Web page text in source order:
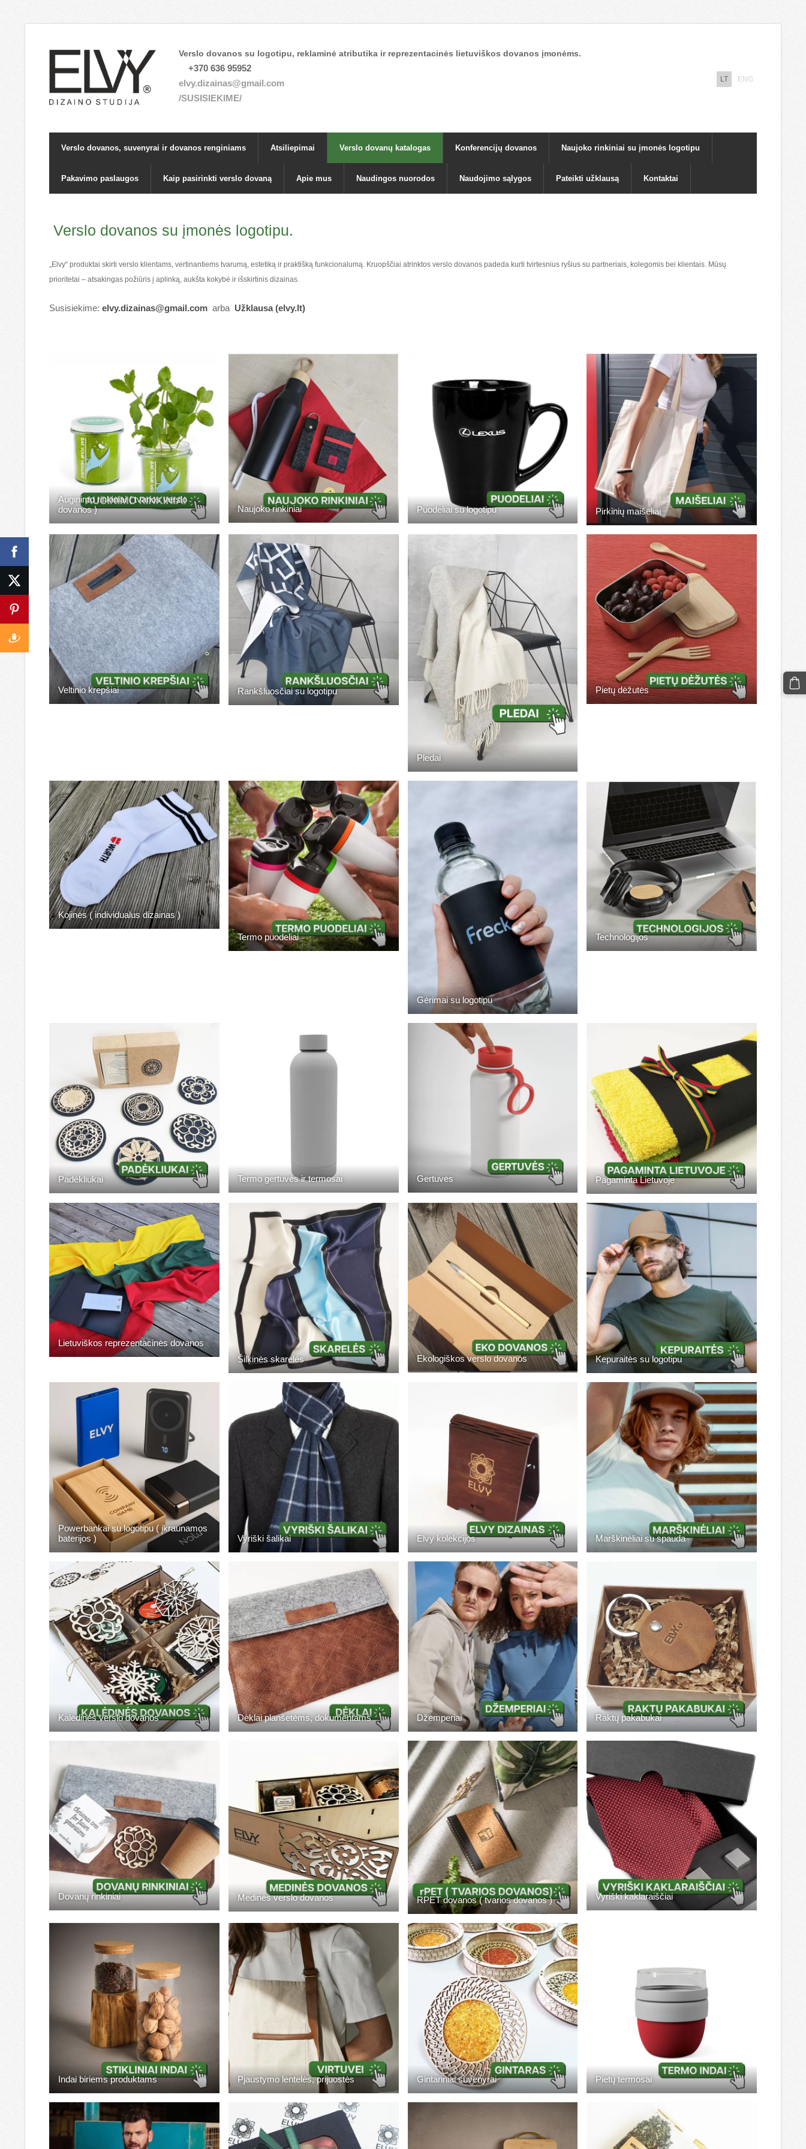
Verslo dovanos su logotipu, reklaminė atributika ir reprezentacinės lietuviškos dovanos įmonėms.
+370 636 95952
elvy.dizainas@gmail.com
/SUSISIEKIME/
LT ENG
Verslo dovanos, suvenyrai ir dovanos renginiams Atsiliepimai Verslo dovanų katalogas Konferencijų dovanos Naujoko rinkiniai su įmonės logotipu
Pakavimo paslaugos Kaip pasirinkti verslo dovaną Apie mus Naudingos nuorodos Naudojimo sąlygos Pateikti užklausą Kontaktai
Verslo dovanos su įmonės logotipu.
„Elvy“ produktai skirti verslo klientams, vertinantiems tvarumą, estetiką ir praktišką funkcionalumą. Kruopščiai atrinktos verslo dovanos padeda kurti tvirtesnius ryšius su partneriais, kolegomis bei klientais. Mūsų
prioritetai – atsakingas požiūris į aplinką, aukšta kokybė ir išskirtinis dizainas.
Susisiekime: elvy.dizainas@gmail.com arba Užklausa (elvy.lt)
Auginimo rinkiniai ( tvarios verslo
dovanos )
Naujoko rinkiniai Puodeliai su logotipu Pirkinių maišeliai
Veltinio krepšiai Rankšluosčiai su logotipu
Pledai
Pietų dėžutės
Kojinės ( individualus dizainas )
Termo puodeliai
Gėrimai su logotipu
Technologijos
Padėkliukai Termo gertuvės ir termosai Gertuvės Pagaminta Lietuvoje
Lietuviškos reprezentacinės dovanos
Šilkinės skarelės
Ekologiškos verslo dovanos Kepuraitės su logotipu
Powerbankai su logotipu ( įkraunamos
baterijos )
Vyriški šalikai Elvy kolekcijos Marškinėliai su spauda
Kalėdinės verslo dovanos Dėklai planšetėms, dokumentams Džemperiai Raktų pakabukai
Dovanų rinkiniai Medinės verslo dovanos RPET dovanos ( tvarios dovanos ) Vyriški kaklaraiščiai
Indai biriems produktams Pjaustymo lentelės, prijuostės Gintariniai suvenyrai Pietų termosai